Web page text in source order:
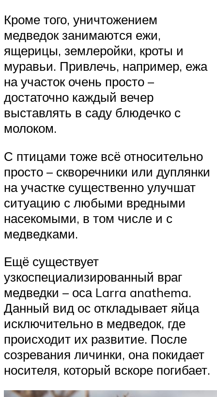
Кроме того, уничтожением
медведок занимаются ежи,
ящерицы, землеройки, кроты и
муравьи. Привлечь, например, ежа
на участок очень просто –
достаточно каждый вечер
выставлять в саду блюдечко с
молоком.
С птицами тоже всё относительно
просто – скворечники или дуплянки
на участке существенно улучшат
ситуацию с любыми вредными
насекомыми, в том числе и с
медведками.
Ещё существует
узкоспециализированный враг
медведки – оса Larra anathema.
Данный вид ос откладывает яйца
исключительно в медведок, где
происходит их развитие. После
созревания личинки, она покидает
носителя, который вскоре погибает.